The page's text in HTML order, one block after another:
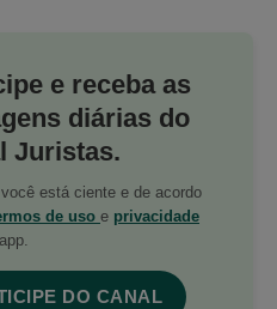
e receba as
diárias do
Juristas.
está ciente e de acordo
de uso e privacidade
DO CANAL